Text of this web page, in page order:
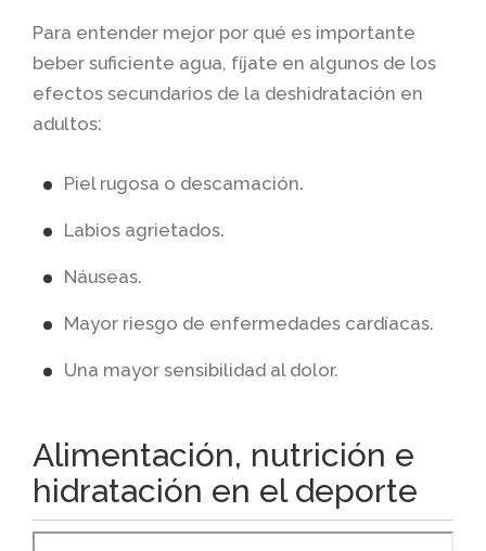
Para entender mejor por qué es importante
beber suficiente agua, fíjate en algunos de los
efectos secundarios de la deshidratación en
adultos:
Piel rugosa o descamación.
Labios agrietados.
Náuseas.
Mayor riesgo de enfermedades cardíacas.
Una mayor sensibilidad al dolor.
Alimentación, nutrición e
hidratación en el deporte